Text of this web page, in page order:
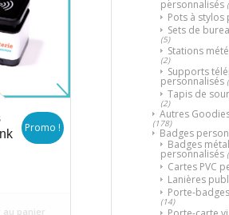
:
Promo !
panier
personnalisés
Pots à stylos
Sets de
(5)
Stations
(2)
Supports
personnalisés
Tapis de
(2)
Autres
(178)
Badges
Badges
personnalisés
Cartes PVC
Lanières
Porte-
(14)